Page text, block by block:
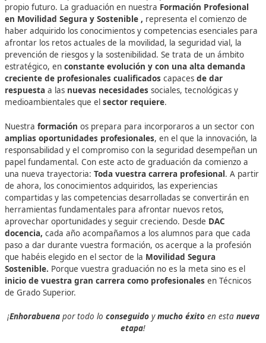
Asesora y colaborar en planes de movilidad segura y
sostenible dirigidos a entidades públicas o privadas.
Además, esta capacitación te permitirá adquirir una
integral de la movilidad, abarcando aspectos
pedagógicos y sociales, lo que garantiza una
y versátil. No solo aprenderás aenseñar y guiar a
, sino también a intervenir en
planificación y gestión de la movilidad , aportando
soluciones a los retos actuales de sostenibilidad y
en el transporte.La formación está diseñada para que
desarrolles competencias clave como lacomunicación
efectiva, lacapacidad de liderazgo en entornos
formativos, eluso de plataformas digitales de
y laevaluación continua del aprendizaje. También se
fomenta la capacidad detrabajar en equipocon otros
profesionales de la movilidad, educadores, técnicos y
responsables de instituciones públicas o privadas.
Con este curso estarás preparado para actuar como
agente de cambio en la movilidad segura y
profesionales, desde ladocencia en autoescuelas
gestión de planes de movilidad urbana y laboral